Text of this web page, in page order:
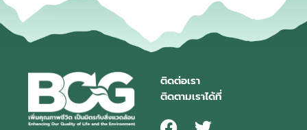
ติดต่อเรา
ติดตามเราได้ที่